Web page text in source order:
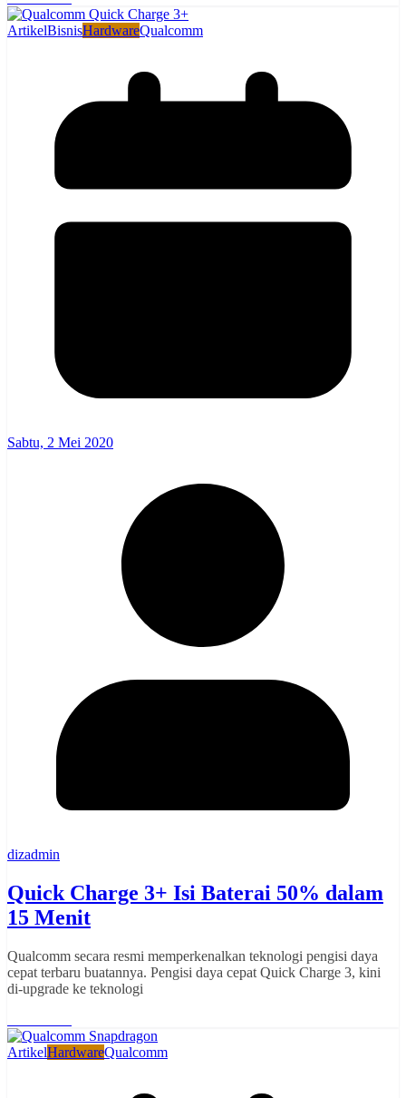
ArtikelBisnisHardwareQualcomm
Sabtu, 2 Mei 2020
dizadmin
Quick Charge 3+ Isi Baterai 50% dalam
15 Menit
Qualcomm secara resmi memperkenalkan teknologi pengisi daya
cepat terbaru buatannya. Pengisi daya cepat Quick Charge 3, kini
di-upgrade ke teknologi
ArtikelHardwareQualcomm